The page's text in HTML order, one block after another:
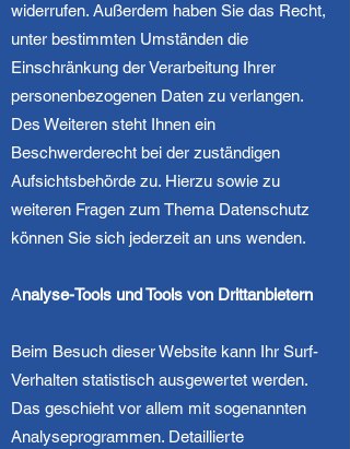
widerrufen. Außerdem haben Sie das Recht,
unter bestimmten Umständen die
Einschränkung der Verarbeitung Ihrer
personenbezogenen Daten zu verlangen.
Des Weiteren steht Ihnen ein
Beschwerderecht bei der zuständigen
Aufsichtsbehörde zu. Hierzu sowie zu
weiteren Fragen zum Thema Datenschutz
können Sie sich jederzeit an uns wenden.
Analyse-Tools und Tools von Drittanbietern
Beim Besuch dieser Website kann Ihr Surf-
Verhalten statistisch ausgewertet werden.
Das geschieht vor allem mit sogenannten
Analyseprogrammen. Detaillierte